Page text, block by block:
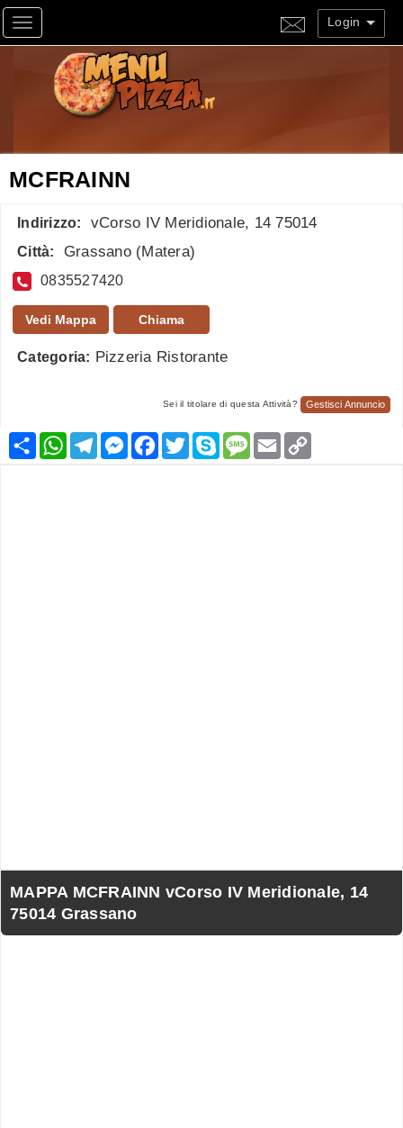
Toggle navigation Login
MCFRAINN
Indirizzo: vCorso IV Meridionale, 14 75014
Città: Grassano (Matera)
0835527420
Vedi Mappa Chiama
Categoria: Pizzeria Ristorante
Sei il titolare di questa Attività? Gestisci Annuncio
CondividiWhatsApp
TelegramMessenger
Facebook
TwitterSkypeMessage
Email
MAPPA MCFRAINN vCorso IV Meridionale, 14
75014 Grassano